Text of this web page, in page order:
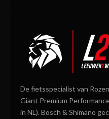
De fietsspecialist van
Giant Premium
in NL). Bosch & Shimano